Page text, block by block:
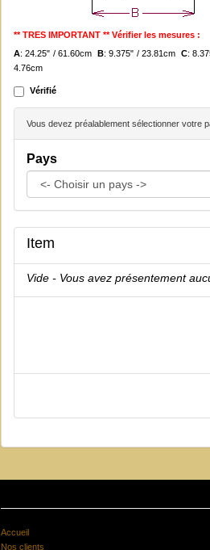
** TRES IMPORTANT ** Vérifier les mesures :
A: 24.25" / 61.60cmB: 9.375" / 23.81cmC:
4.76cm
Vérifié
Vous devez préalablement sélectionner votre
Pays
Item
Vide - Vous avez présentement
Accueil
Nos clients